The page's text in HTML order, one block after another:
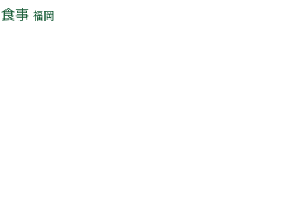
食事 福岡